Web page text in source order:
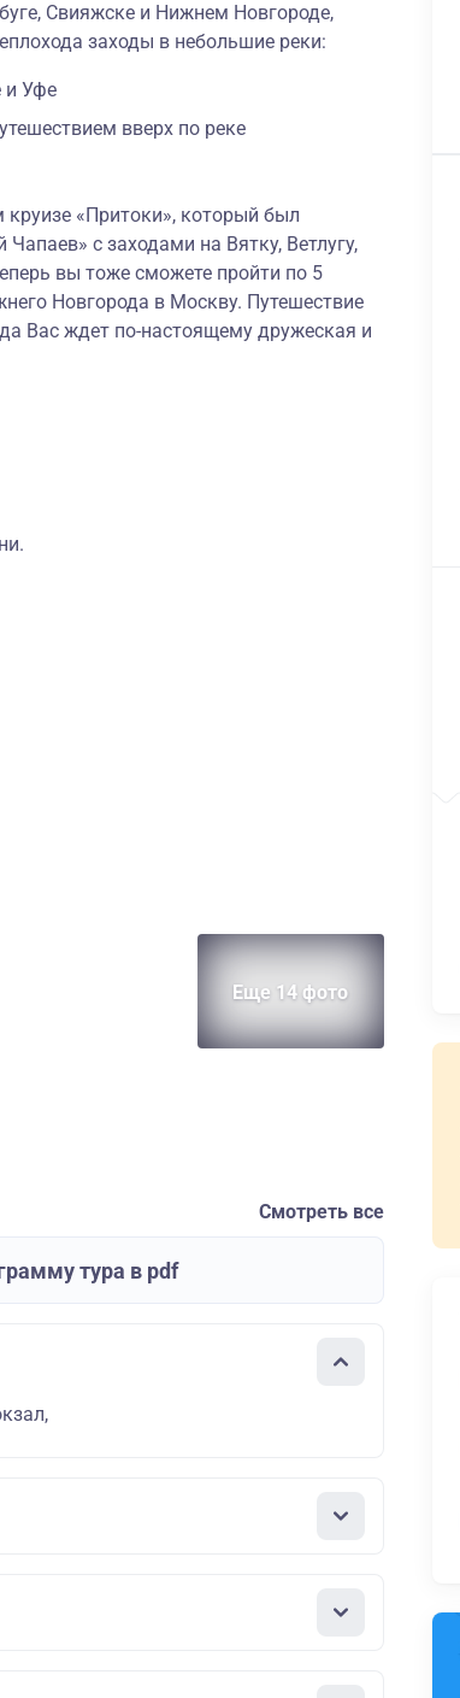
Свияжске и Нижнем Новгороде,
заходы в небольшие реки:
и Уфе
вверх по реке
«Притоки», который был
с заходами на Вятку, Ветлугу,
вы тоже сможете пройти по 5
Новгорода в Москву. Путешествие
Вас ждет по-настоящему дружеская и
Еще 14 фото
Смотреть все
тура в pdf